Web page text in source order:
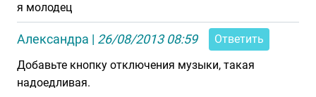
я молодец
Александра | 26/08/2013 08:59
Ответить
Добавьте кнопку отключения музыки, такая
надоедливая.